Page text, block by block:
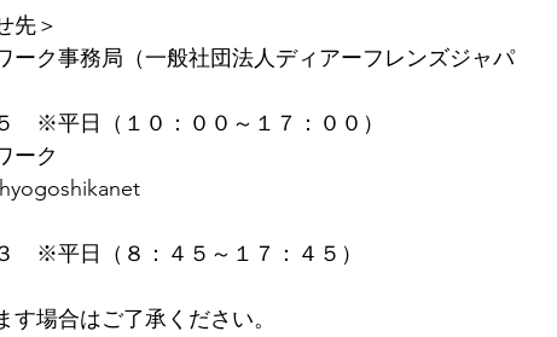
先＞
ーク事務局（一般社団法人ディアーフレンズジャパ
　※平日（１０：００～１７：００）
ーク
　※平日（８：４５～１７：４５）
場合はご了承ください。